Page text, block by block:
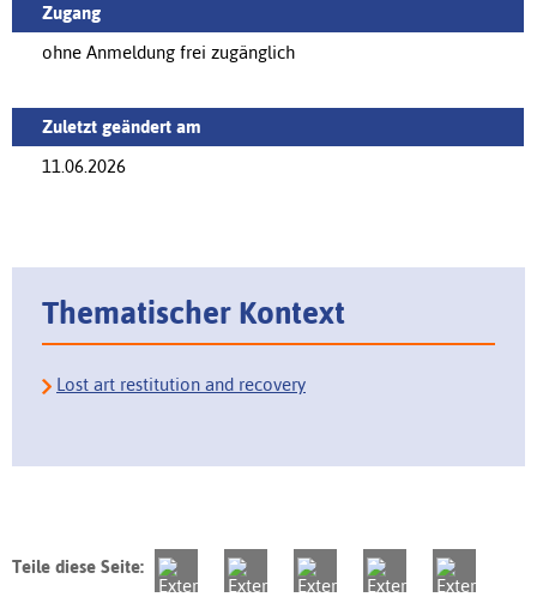
Zugang
ohne Anmeldung frei zugänglich
Zuletzt geändert am
11.06.2026
Thematischer Kontext
Lost art restitution and recovery
Teile diese Seite: